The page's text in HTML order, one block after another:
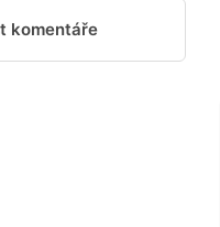
komentáře